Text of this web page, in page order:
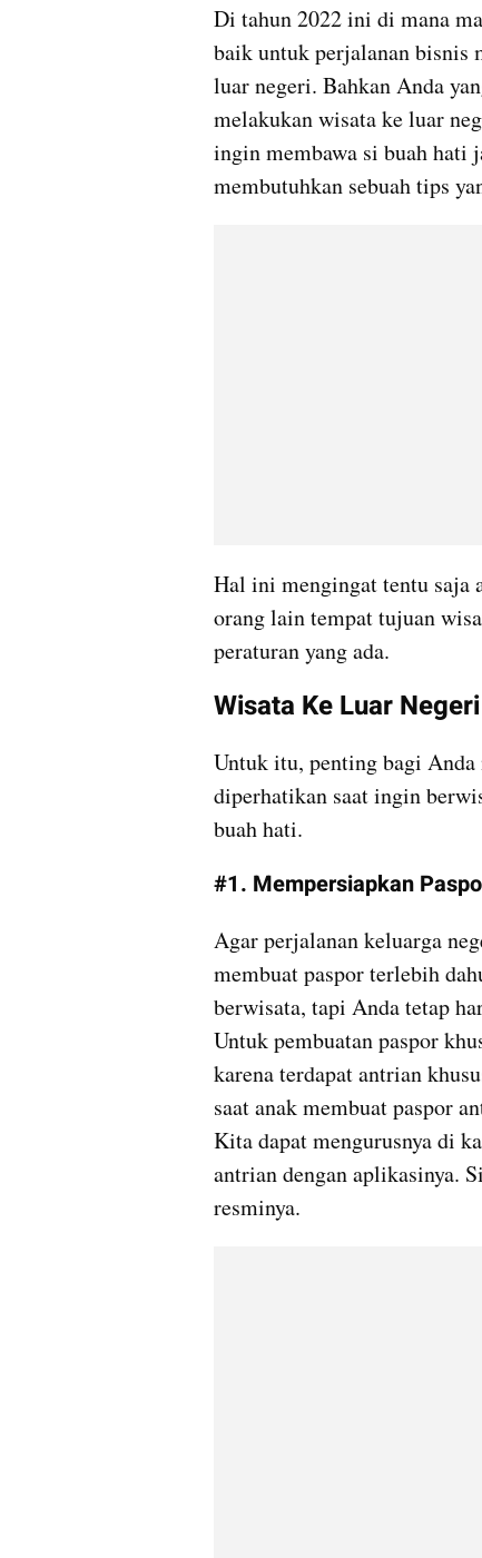
Di tahun 2022 ini di mana
baik untuk perjalanan bisnis
luar negeri. Bahkan Anda
melakukan wisata ke luar
ingin membawa si buah hati
membutuhkan sebuah tips
Hal ini mengingat tentu saja
orang lain tempat tujuan
peraturan yang ada.
Wisata Ke Luar
Untuk itu, penting bagi Anda
diperhatikan saat ingin
buah hati.
#1. Mempersiapkan
Agar perjalanan keluarga
membuat paspor terlebih
berwisata, tapi Anda tetap
Untuk pembuatan paspor
karena terdapat antrian
saat anak membuat paspor
Kita dapat mengurusnya di
antrian dengan aplikasinya.
resminya.